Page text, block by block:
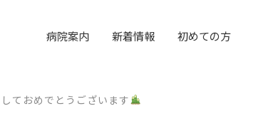
病院案内 新着情報 初めての方
ておめでとうございます